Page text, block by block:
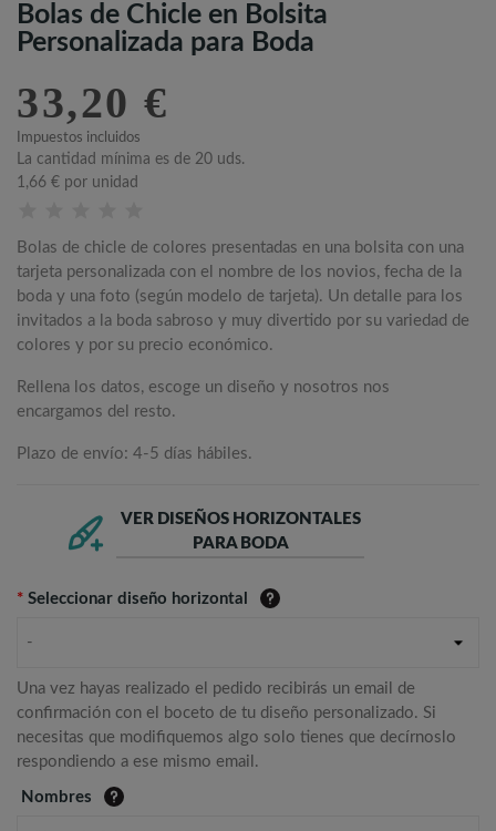
Bolas de Chicle en Bolsita
Personalizada para Boda
33,20 €
Impuestos incluidos
La cantidad mínima es de 20 uds.
1,66 € por unidad
Bolas de chicle de colores presentadas en una bolsita con una
tarjeta personalizada con el nombre de los novios, fecha de la
boda y una foto (según modelo de tarjeta). Un detalle para los
invitados a la boda sabroso y muy divertido por su variedad de
colores y por su precio económico.
Rellena los datos, escoge un diseño y nosotros nos
encargamos del resto.
Plazo de envío: 4-5 días hábiles.
VER DISEÑOS HORIZONTALES
PARA BODA
* Seleccionar diseño horizontal
-
Una vez hayas realizado el pedido recibirás un email de
confirmación con el boceto de tu diseño personalizado. Si
necesitas que modifiquemos algo solo tienes que decírnoslo
respondiendo a ese mismo email.
Nombres